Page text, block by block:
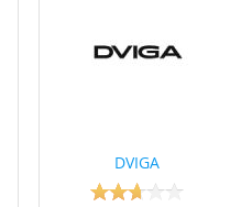
DVIGA